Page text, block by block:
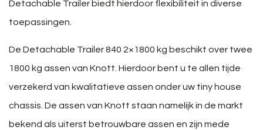
Detachable Trailer biedt hierdoor flexibiliteit in diverse
toepassingen.
De Detachable Trailer 840 2×1800 kg beschikt over twee
1800 kg assen van Knott. Hierdoor bent u te allen tijde
verzekerd van kwalitatieve assen onder uw tiny house
chassis. De assen van Knott staan namelijk in de markt
bekend als uiterst betrouwbare assen en zijn mede